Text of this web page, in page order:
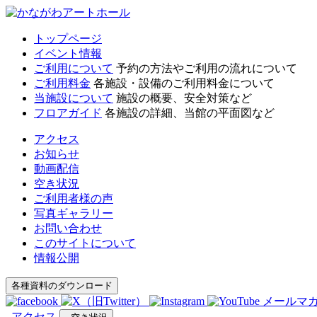
トップページ
イベント情報
ご利用について 予約の方法やご利用の流れについて
ご利用料金 各施設・設備のご利用料金について
当施設について 施設の概要、安全対策など
フロアガイド 各施設の詳細、当館の平面図など
アクセス
お知らせ
動画配信
空き状況
ご利用者様の声
写真ギャラリー
お問い合わせ
このサイトについて
情報公開
各種資料のダウンロード
メールマ